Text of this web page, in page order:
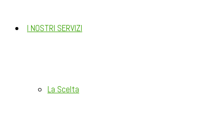
I NOSTRI SERVIZI
La Scelta